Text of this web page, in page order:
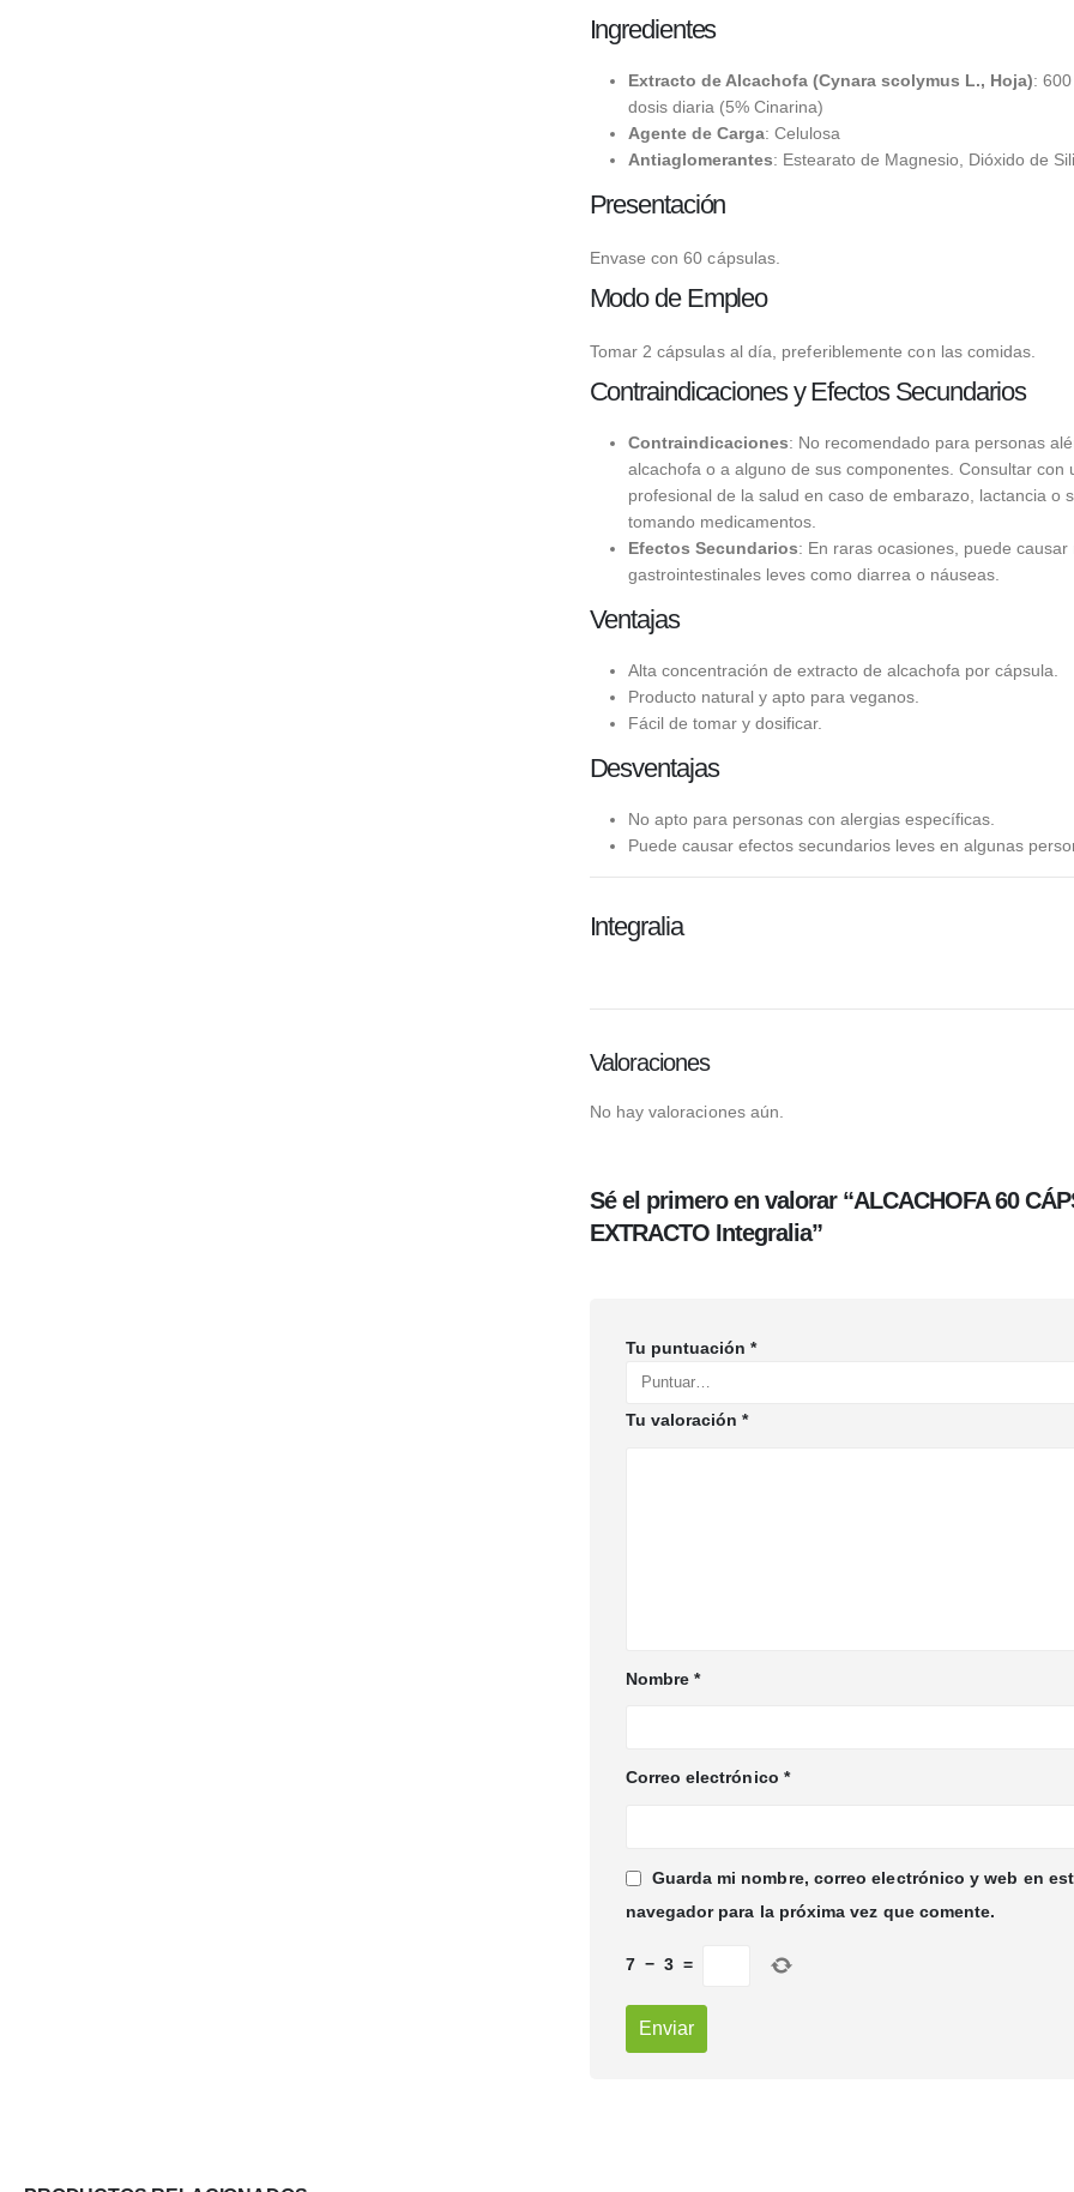
Ingredientes
Extracto de Alcachofa (Cynara scolymus L., Hoja):
dosis diaria (5% Cinarina)
Agente de Carga: Celulosa
Antiaglomerantes: Estearato de Magnesio, Dióxido de
Presentación
Envase con 60 cápsulas.
Modo de Empleo
Tomar 2 cápsulas al día, preferiblemente con las comidas.
Contraindicaciones y Efectos Secundarios
Contraindicaciones: No recomendado para personas
alcachofa o a alguno de sus componentes. Consultar con
profesional de la salud en caso de embarazo, lactancia o
tomando medicamentos.
Efectos Secundarios: En raras ocasiones, puede causar
gastrointestinales leves como diarrea o náuseas.
Ventajas
Alta concentración de extracto de alcachofa por cápsula.
Producto natural y apto para veganos.
Fácil de tomar y dosificar.
Desventajas
No apto para personas con alergias específicas.
Puede causar efectos secundarios leves en algunas
Integralia
Valoraciones
No hay valoraciones aún.
Sé el primero en valorar “ALCACHOFA 60
EXTRACTO Integralia”
Tu puntuación *
Tu valoración*
Nombre *
Correo electrónico *
Guarda mi nombre, correo electrónico y web en
navegador para la próxima vez que comente.
7 − 3 =